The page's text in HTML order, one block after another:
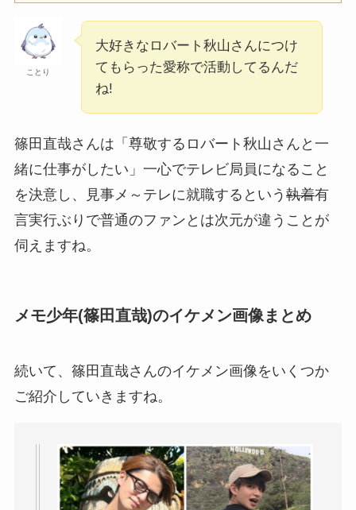
ことり
大好きなロバート秋山さんにつけ
てもらった愛称で活動してるんだ
ね!
篠田直哉さんは「尊敬するロバート秋山さんと一
緒に仕事がしたい」一心でテレビ局員になること
を決意し、見事メ～テレに就職するという 執着有
言実行ぶりで普通のファンとは次元が違うことが
伺えますね。
メモ少年(篠田直哉)のイケメン画像まとめ
続いて、篠田直哉さんのイケメン画像をいくつか
ご紹介していきますね。